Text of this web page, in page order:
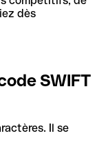
dès
SWIFT
Il se